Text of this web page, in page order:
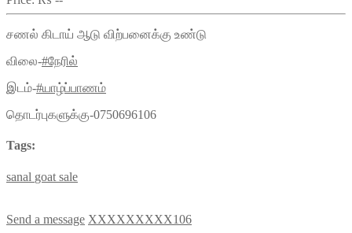
சணல் கிடாய் ஆடு விற்பனைக்கு உண்டு
விலை-#நேரில்
இடம்-#யாழ்ப்பாணம்
தொடர்புகளுக்கு-0750696106
Tags:
sanal goat sale
Send a message XXXXXXXXX106